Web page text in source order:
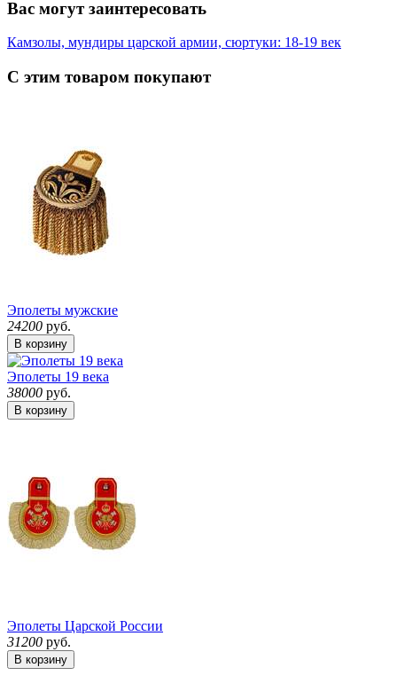
Вас могут заинтересовать
Камзолы, мундиры царской армии, сюртуки: 18-19 век
С этим товаром покупают
Эполеты мужские
24200 руб.
В корзину
Эполеты 19 века
38000 руб.
В корзину
Эполеты Царской России
31200 руб.
В корзину